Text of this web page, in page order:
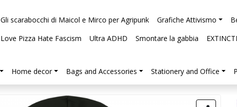
Gli scarabocchi di Maicol e Mirco per Agripunk Grafiche Attivismo
Love Pizza Hate Fascism Ultra ADHD Smontare la gabbia
Home decor Bags and Accessories Stationery and Office